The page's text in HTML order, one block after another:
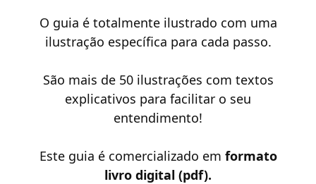
O guia é totalmente ilustrado com uma
ilustração específica para cada passo.
São mais de 50 ilustrações com textos
explicativos para facilitar o seu
entendimento!
Este guia é comercializado em formato
livro digital (pdf).